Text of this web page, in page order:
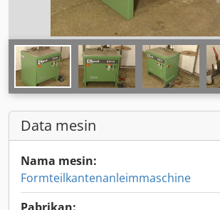
Data mesin
Nama mesin:
Formteilkantenanleimmaschine